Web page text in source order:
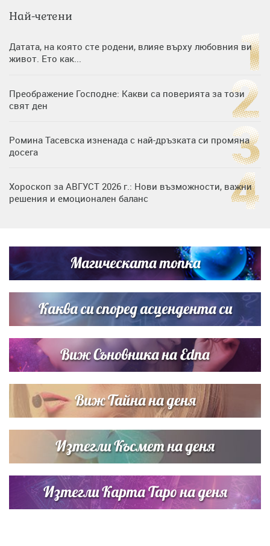
Най-четени
Датата, на която сте родени, влияе върху любовния ви
живот. Ето как...
Преображение Господне: Какви са поверията за този
свят ден
Ромина Тасевска изненада с най-дръзката си промяна
досега
Хороскоп за АВГУСТ 2026 г.: Нови възможности, важни
решения и емоционален баланс
си деца на семейна морска приказка
Звездна ваканция в Майорка: Дженифър Анистън,
Кортни Кокс и Джим Къртис заедно на яхта
Магическата топка
Каква си според асцендента си
Виж Съновника на Edna
Виж Тайна на деня
Изтегли Късмет на деня
Изтегли Карта Таро на деня